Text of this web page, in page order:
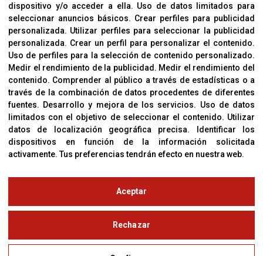
Cookies
Política De Privacidad
OFICINAS
C/ Coneixement 5, 08850
CONTACTO
T. (+34) 93 638 38 60
Email: corver@corver.es
© Copyright 2019
dispositivo y/o acceder a ella. Uso de datos limitados para
seleccionar anuncios básicos. Crear perfiles para publicidad
personalizada. Utilizar perfiles para seleccionar la publicidad
personalizada. Crear un perfil para personalizar el contenido.
Uso de perfiles para la selección de contenido personalizado.
Medir el rendimiento de la publicidad . Medir el rendimiento del
contenido. Comprender al público a través de estadísticas o a
través de la combinación de datos procedentes de diferentes
fuentes. Desarrollo y mejora de los servicios. Uso de datos
limitados con el objetivo de seleccionar el contenido. Utilizar
datos de localización geográfica precisa.
Identificar los
dispositivos en función de la información solicitada
activamente.Tus preferencias tendrán efecto en nuestra web.
Rechazar
Aceptar
Aviso Legal